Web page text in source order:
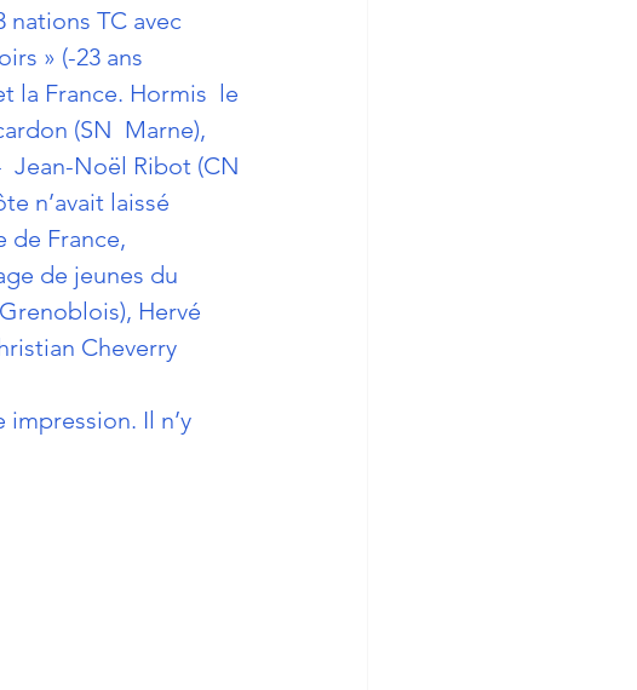
TC avec
» (-23 ans
la France. Hormis  le
(SN  Marne),
Jean-Noël Ribot (CN
n’avait laissé
de France,
de jeunes du
Hervé
Cheverry
Il n’y